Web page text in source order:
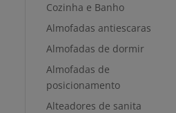
Cozinha e Banho
Almofadas antiescaras
Almofadas de dormir
Almofadas de
posicionamento
Alteadores de sanita